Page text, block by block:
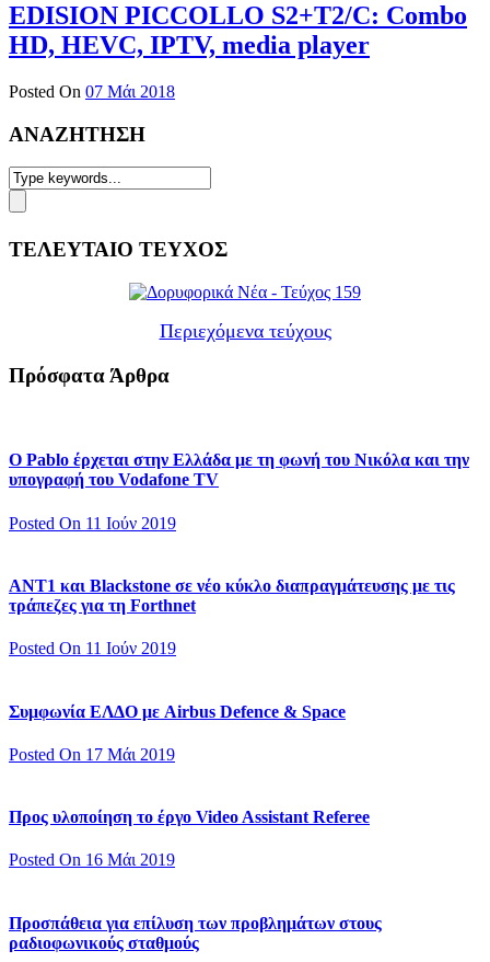
EDISION PICCOLLO S2+T2/C: Combo
HD, HEVC, IPTV, media player
Posted On 07 Μάι 2018
ΑΝΑΖΗΤΗΣΗ
ΤΕΛΕΥΤΑΙΟ ΤΕΥΧΟΣ
Περιεχόμενα τεύχους
Πρόσφατα Άρθρα
Ο Pablo έρχεται στην Ελλάδα με τη φωνή του Νικόλα και την
υπογραφή του Vodafone TV
Posted On 11 Ιούν 2019
ΑΝΤ1 και Blackstone σε νέο κύκλο διαπραγμάτευσης με τις
τράπεζες για τη Forthnet
Posted On 11 Ιούν 2019
Συμφωνία ΕΛΔΟ με Airbus Defence & Space
Posted On 17 Μάι 2019
Προς υλοποίηση το έργο Video Assistant Referee
Posted On 16 Μάι 2019
Προσπάθεια για επίλυση των προβλημάτων στους
ραδιοφωνικούς σταθμούς